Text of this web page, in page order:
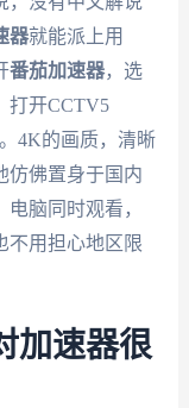
器就能派上用
番茄加速器，选
打开CCTV5
4K的画质，清晰
仿佛置身于国内
脑同时观看，
不用担心地区限
加速器很